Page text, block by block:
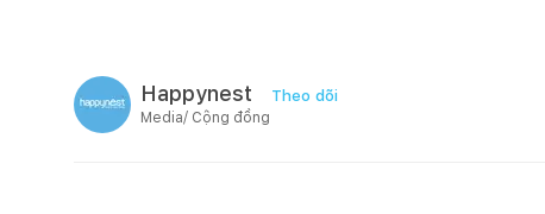
Happynest Theo dõi
Media/ Cộng đồng